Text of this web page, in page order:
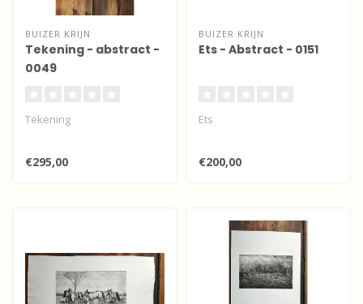
BUIZER KRIJN
Tekening - abstract -
0049
Tekening
€295,00
BUIZER KRIJN
Ets - Abstract - 0151
Ets
€200,00